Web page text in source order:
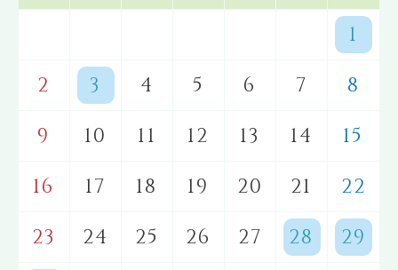
1
2
3 4 5 6 7
8
9
10 11 12 13 14
15
16
17 18 19 20 21
22
23
24 25 26 27 28
29